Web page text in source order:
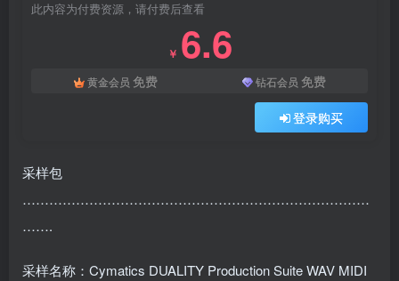
此内容为付费资源，请付费后查看
￥ 6.6
黄金会员 免费 钻石会员 免费
登录购买
采样包
……………………………………………………………………
…….
采样名称：Cymatics DUALITY Production Suite WAV MIDI